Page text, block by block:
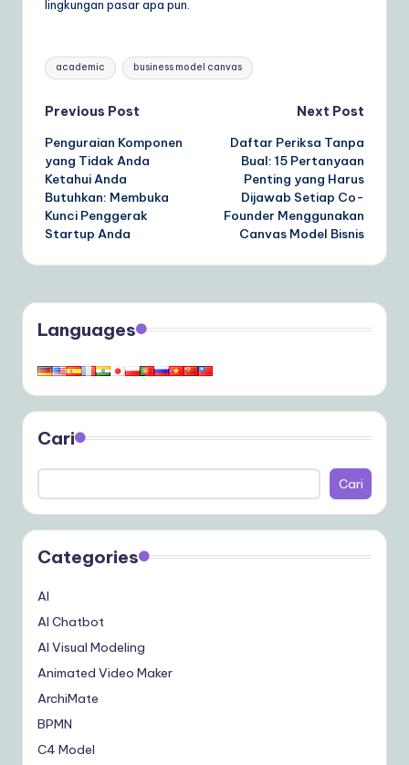
lingkungan pasar apa pun.
Tags:
academic business model canvas
Post
navigation
Previous Post
Penguraian Komponen
yang Tidak Anda
Ketahui Anda
Butuhkan: Membuka
Kunci Penggerak
Startup Anda
Next Post
Daftar Periksa Tanpa
Bual: 15 Pertanyaan
Penting yang Harus
Dijawab Setiap Co-
Founder Menggunakan
Canvas Model Bisnis
Languages
Cari
Cari
Categories
AI
AI Chatbot
AI Visual Modeling
Animated Video Maker
ArchiMate
BPMN
C4 Model